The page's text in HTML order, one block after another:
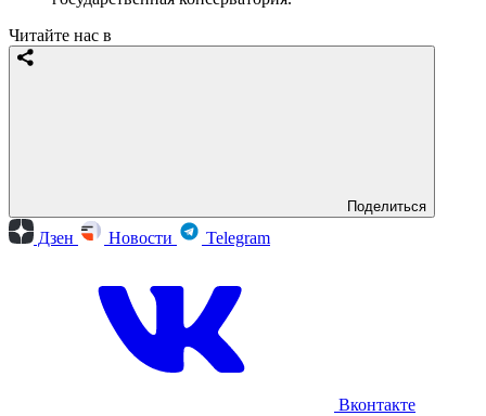
Читайте нас в
Поделиться
Дзен Новости Telegram
Вконтакте